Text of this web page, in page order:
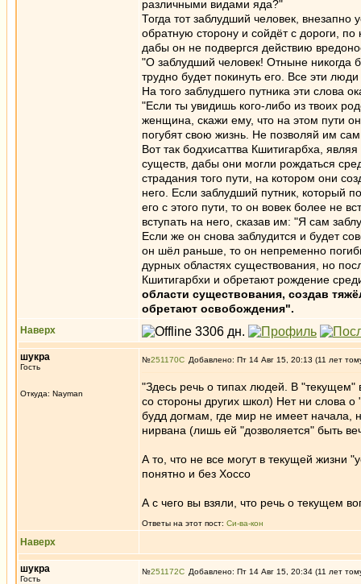
различными видами яда?"
Тогда тот заблудший человек,
обратную сторону и сойдёт с дороги, по
дабы он не подвергся действию
"О заблудший человек! Отныне никогда
трудно будет покинуть его. Все эти
На того заблудшего путника эти слова
"Если ты увидишь кого-либо из твоих
женщина, скажи ему, что на этом пути
погубят свою жизнь. Не позволяй им
Вот так бодхисаттва Кшитигарбха,
существ, дабы они могли рождаться
страдания того пути, на котором они
него. Если заблудший путник, который
его с этого пути, то он вовек более не
вступать на него, сказав им: "Я сам
Если же он снова заблудится и будет
он шёл раньше, то он непременно
дурных областях существования, но
Кшитигарбхи и обретают рождение
области существования, создав
обретают освобождения".
Наверх
шукра
Гость
Откуда: Nayman
№251170 Добавлено: Пт 14 Авг 15, 20:13 (11 лет
"Здесь речь о типах людей. В "текущем"
со стороны других школ) Нет ни слова
будд догмам, где мир не имеет начала,
нирвана (лишь ей "дозволяется" быть
А то, что не все могут в текущей жизни
понятно и без Хоссо
А с чего вы взяли, что речь о текущем
Ответы на этот пост: Си-ва-кон
Наверх
шукра
Гость
№251172 Добавлено: Пт 14 Авг 15, 20:34 (11 лет